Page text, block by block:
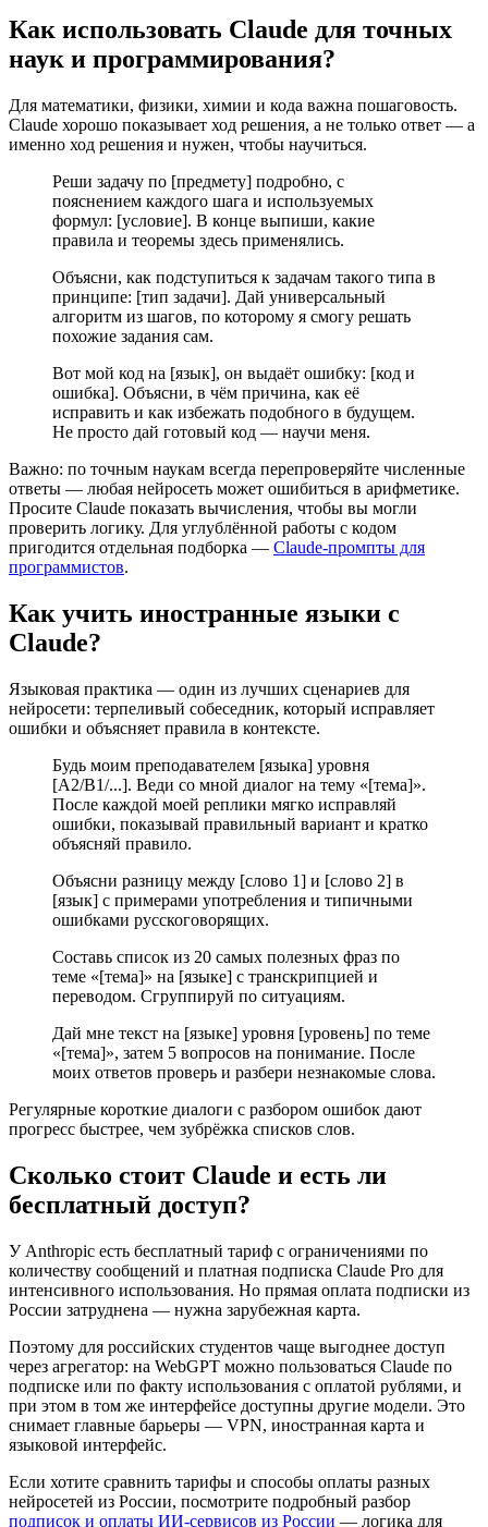
Как использовать Claude для точных
наук и программирования?
Для математики, физики, химии и кода важна пошаговость.
Claude хорошо показывает ход решения, а не только ответ — а
именно ход решения и нужен, чтобы научиться.
Реши задачу по [предмету] подробно, с
пояснением каждого шага и используемых
формул: [условие]. В конце выпиши, какие
правила и теоремы здесь применялись.
Объясни, как подступиться к задачам такого типа в
принципе: [тип задачи]. Дай универсальный
алгоритм из шагов, по которому я смогу решать
похожие задания сам.
Вот мой код на [язык], он выдаёт ошибку: [код и
ошибка]. Объясни, в чём причина, как её
исправить и как избежать подобного в будущем.
Не просто дай готовый код — научи меня.
Важно: по точным наукам всегда перепроверяйте численные
ответы — любая нейросеть может ошибиться в арифметике.
Просите Claude показать вычисления, чтобы вы могли
проверить логику. Для углублённой работы с кодом
пригодится отдельная подборка — Claude-промпты для
программистов.
Как учить иностранные языки с
Claude?
Языковая практика — один из лучших сценариев для
нейросети: терпеливый собеседник, который исправляет
ошибки и объясняет правила в контексте.
Будь моим преподавателем [языка] уровня
[A2/B1/...]. Веди со мной диалог на тему «[тема]».
После каждой моей реплики мягко исправляй
ошибки, показывай правильный вариант и кратко
объясняй правило.
Объясни разницу между [слово 1] и [слово 2] в
[язык] с примерами употребления и типичными
ошибками русскоговорящих.
Составь список из 20 самых полезных фраз по
теме «[тема]» на [языке] с транскрипцией и
переводом. Сгруппируй по ситуациям.
Дай мне текст на [языке] уровня [уровень] по теме
«[тема]», затем 5 вопросов на понимание. После
моих ответов проверь и разбери незнакомые слова.
Регулярные короткие диалоги с разбором ошибок дают
прогресс быстрее, чем зубрёжка списков слов.
Сколько стоит Claude и есть ли
бесплатный доступ?
У Anthropic есть бесплатный тариф с ограничениями по
количеству сообщений и платная подписка Claude Pro для
интенсивного использования. Но прямая оплата подписки из
России затруднена — нужна зарубежная карта.
Поэтому для российских студентов чаще выгоднее доступ
через агрегатор: на WebGPT можно пользоваться Claude по
подписке или по факту использования с оплатой рублями, и
при этом в том же интерфейсе доступны другие модели. Это
снимает главные барьеры — VPN, иностранная карта и
языковой интерфейс.
Если хотите сравнить тарифы и способы оплаты разных
нейросетей из России, посмотрите подробный разбор
подписок и оплаты ИИ-сервисов из России — логика для